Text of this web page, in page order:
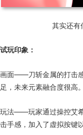
其实还有
试玩印象：
画面——刀斩金属的打击
足，未来元素融合度很高。
玩法——玩家通过操控艾
击手感，加入了虚拟按键